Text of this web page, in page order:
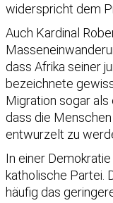
widerspricht dem
Auch Kardinal
dass Afrika seiner
bezeichnete
Migration sogar als
dass die
entwurzelt zu
In einer
katholische Partei.
häufig das